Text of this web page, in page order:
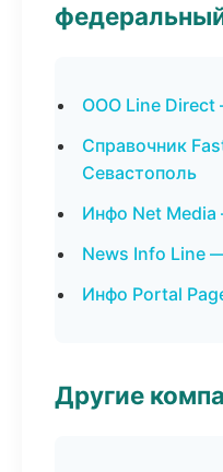
ООО Line Direct
Справочник
Севастополь
Инфо Net
News Info Line
Инфо Portal
Другие